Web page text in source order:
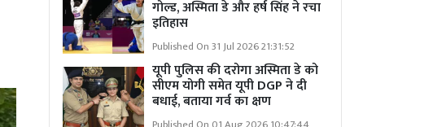
गोल्ड, अस्मिता डे और हर्ष सिंह ने रचा
इतिहास
Published On 31 Jul 2026 21:31:52
यूपी पुलिस की दरोगा अस्मिता डे को
सीएम योगी समेत यूपी DGP ने दी
बधाई, बताया गर्व का क्षण